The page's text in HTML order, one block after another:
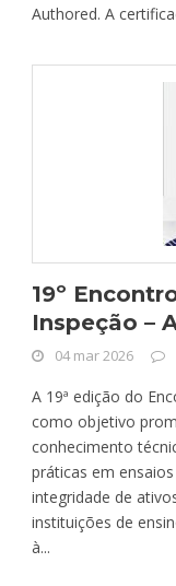
Authored. A
19º
Inspeção –
04 mar 2026
A 19ª edição do
como objetivo
conhecimento
práticas em
integridade de
instituições de
à...